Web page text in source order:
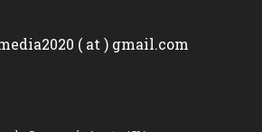
( at ) gmail.com